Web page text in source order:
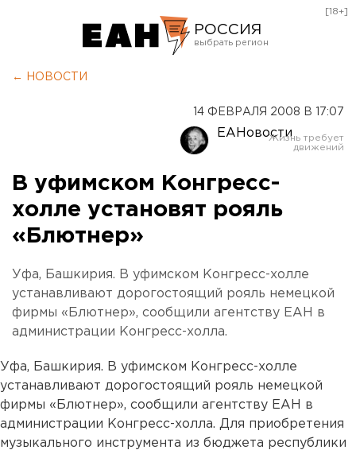
РОССИЯ
Оренбург
[18+]
← НОВОСТИ
14 ФЕВРАЛЯ 2008 В 17:07
ЕАНовости
В уфимском Конгресс-
холле установят рояль
«Блютнер»
Уфа, Башкирия. В уфимском Конгресс-холле
устанавливают дорогостоящий рояль немецкой
фирмы «Блютнер», сообщили агентству ЕАН в
администрации Конгресс-холла.
Уфа, Башкирия. В уфимском Конгресс-холле
устанавливают дорогостоящий рояль немецкой
фирмы «Блютнер», сообщили агентству ЕАН в
администрации Конгресс-холла. Для приобретения
музыкального инструмента из бюджета республики